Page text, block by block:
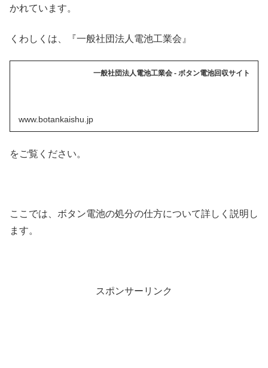
かれています。
くわしくは、『一般社団法人電池工業会』
一般社団法人電池工業会 - ボタン電池回収サイト
www.botankaishu.jp
をご覧ください。
ここでは、ボタン電池の処分の仕方について詳しく説明し
ます。
スポンサーリンク